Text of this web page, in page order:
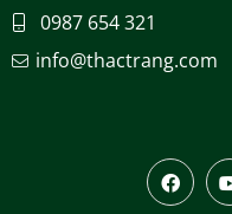
0987 654 321
info@thactrang.com